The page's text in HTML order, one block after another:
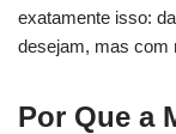
exatamente isso:
desejam, mas com
Por Que a